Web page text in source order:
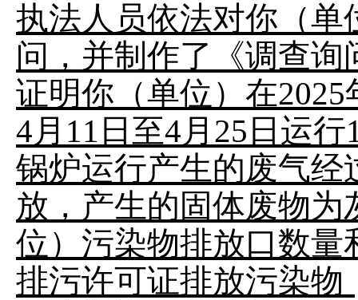
执法人员依法对你（
问，并制作了《调查询
证明你（单位）在
4月11日至4月25日运
锅炉运行产生的废气经
放，产生的固体废物
位）污染物排放口数
排污许可证排放污染物